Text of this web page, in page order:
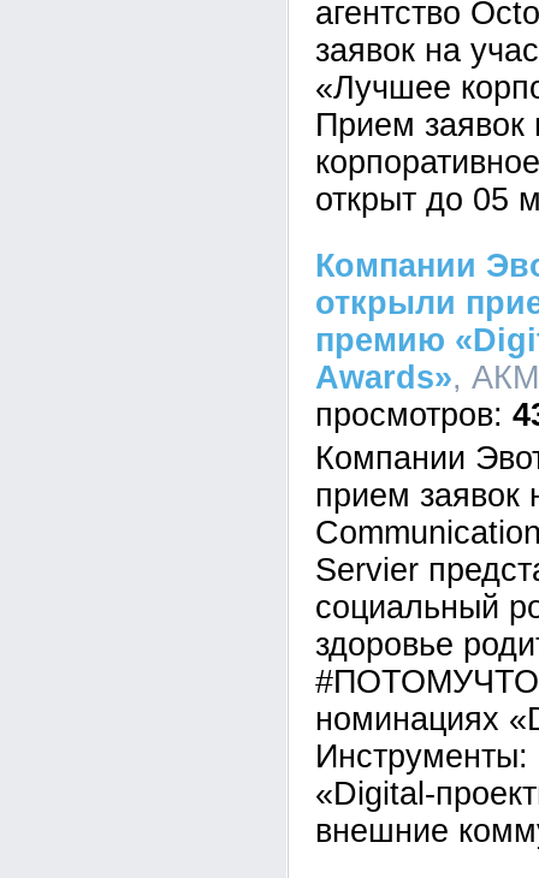
агентство
заявок на
«Лучшее
Прием заявок
открыт до 05
Компании
открыли
премию
Awards»,
Компании
прием
Servier
социальный
здоровье
номинациях
«Digital-
внешние